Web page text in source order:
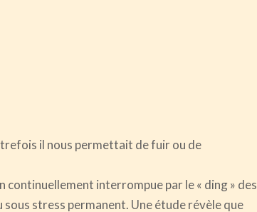
il nous permettait de fuir ou de
interrompue par le « ding » des
stress permanent. Une étude révèle que